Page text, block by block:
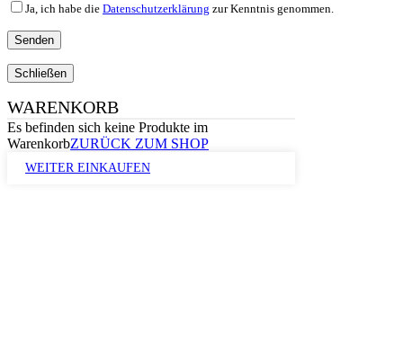
Ja, ich habe die Datenschutzerklärung zur Kenntnis genommen.
Schließen
WARENKORB
Es befinden sich keine Produkte im
WarenkorbZURÜCK ZUM SHOP
WEITER EINKAUFEN